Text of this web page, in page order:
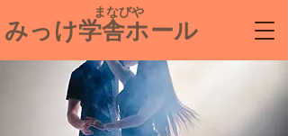
​ まなびや
みっけ学舎ホール